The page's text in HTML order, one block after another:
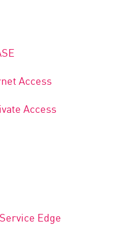
Access
Access
Edge